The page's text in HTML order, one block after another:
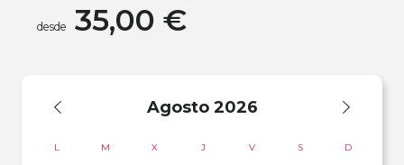
desde 35,00 €
Agosto 2026
L M X J V S D